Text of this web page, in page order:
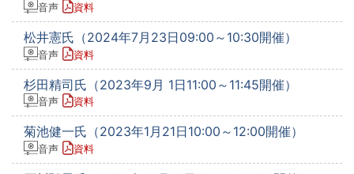
音声 資料
松井憲氏（2024年7月23日09:00～10:30開催）
音声 資料
杉田精司氏（2023年9月 1日11:00～11:45開催）
音声 資料
菊池健一氏（2023年1月21日10:00～12:00開催）
音声 資料